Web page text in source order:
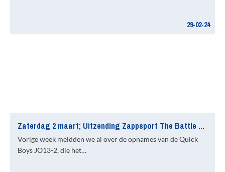
29-02-24
Zaterdag 2 maart; Uitzending Zappsport The Battle met de JO13-2
Vorige week meldden we al over de opnames van de Quick
Boys JO13-2, die het…